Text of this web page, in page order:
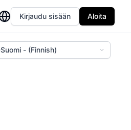
Kirjaudu sisään Aloita
Suomi - (Finnish)